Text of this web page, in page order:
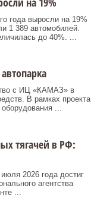
года выросли на 19%
1 389 автомобилей.
до 40%. ...
с ИЦ «КАМАЗ» в
В рамках проекта
оборудования ...
тягачей в РФ:
2026 года достиг
агентства
...